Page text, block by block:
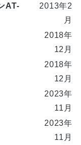
AT-
2013年2
月
2018年
12月
2018年
12月
2023年
11月
2023年
11月